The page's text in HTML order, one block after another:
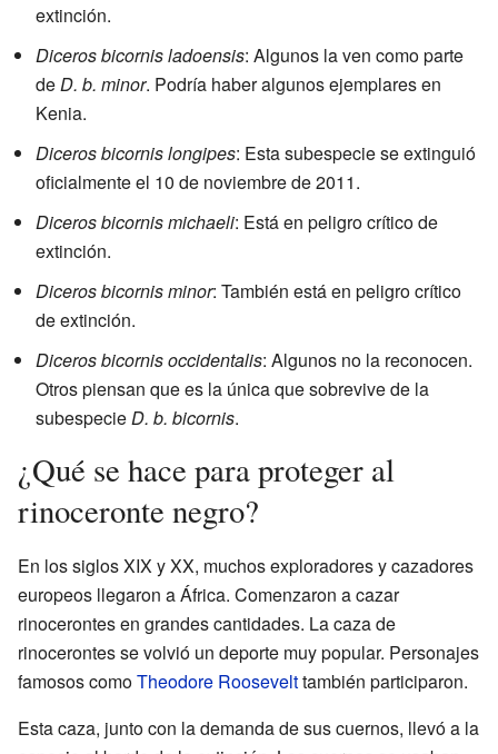
extinción.
Diceros bicornis ladoensis: Algunos la ven como parte
de D. b. minor. Podría haber algunos ejemplares en
Kenia.
Diceros bicornis longipes: Esta subespecie se extinguió
oficialmente el 10 de noviembre de 2011.
Diceros bicornis michaeli: Está en peligro crítico de
extinción.
Diceros bicornis minor: También está en peligro crítico
de extinción.
Diceros bicornis occidentalis: Algunos no la reconocen.
Otros piensan que es la única que sobrevive de la
subespecie D. b. bicornis.
¿Qué se hace para proteger al
rinoceronte negro?
En los siglos XIX y XX, muchos exploradores y cazadores
europeos llegaron a África. Comenzaron a cazar
rinocerontes en grandes cantidades. La caza de
rinocerontes se volvió un deporte muy popular. Personajes
famosos comoTheodore Roosevelttambién participaron.
Esta caza, junto con la demanda de sus cuernos, llevó a la